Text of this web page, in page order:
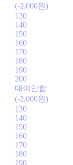
(-2,000원)
130
140
150
160
170
180
190
200
대여안함
(-2,000원)
130
140
150
160
170
180
190